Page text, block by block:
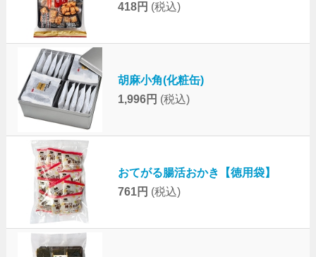
418円 (税込)
胡麻小角(化粧缶)
1,996円 (税込)
おてがる腸活おかき【徳用袋】
761円 (税込)